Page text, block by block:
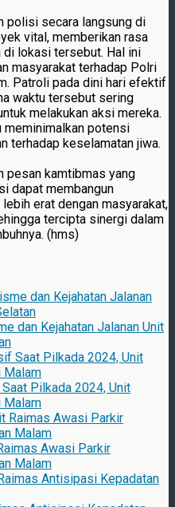
polisi secara langsung di
vital, memberikan rasa
di lokasi tersebut. Hal ini
masyarakat terhadap Polri
Patroli pada dini hari efektif
waktu tersebut sering
melakukan aksi mereka.
meminimalkan potensi
terhadap keselamatan jiwa.
pesan kamtibmas yang
dapat membangun
erat dengan masyarakat,
tercipta sinergi dalam
(hms)
dan Kejahatan Jalanan Unit
Pilkada 2024, Unit
Malam
Awasi Parkir
Malam